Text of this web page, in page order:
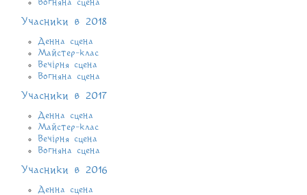
Вогняна сцена
Учасники в 2018
Денна сцена
Майстер-клас
Вечірня сцена
Вогняна сцена
Учасники в 2017
Денна сцена
Майстер-клас
Вечірня сцена
Вогняна сцена
Учасники в 2016
Денна сцена